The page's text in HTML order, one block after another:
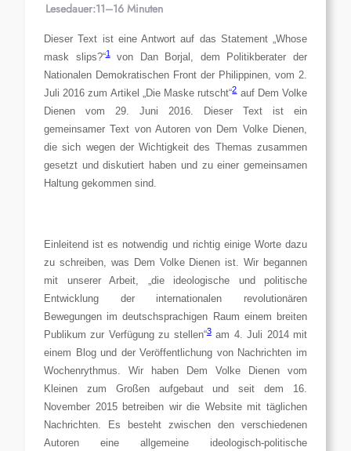
Lesedauer:11–16 Minuten
Dieser Text ist eine Antwort auf das Statement „Whose
mask slips?“1von Dan Borjal, dem Politikberater der
Nationalen Demokratischen Front der Philippinen, vom 2.
Juli 2016 zum Artikel „Die Maske rutscht“2auf Dem Volke
Dienen vom 29. Juni 2016. Dieser Text ist ein
gemeinsamer Text von Autoren von Dem Volke Dienen,
die sich wegen der Wichtigkeit des Themas zusammen
gesetzt und diskutiert haben und zu einer gemeinsamen
Haltung gekommen sind.
Einleitend ist es notwendig und richtig einige Worte dazu
zu schreiben, was Dem Volke Dienen ist. Wir begannen
mit unserer Arbeit, „die ideologische und politische
Entwicklung der internationalen revolutionären
Bewegungen im deutschsprachigen Raum einem breiten
Publikum zur Verfügung zu stellen“3am 4. Juli 2014 mit
einem Blog und der Veröffentlichung von Nachrichten im
Wochenrythmus. Wir haben Dem Volke Dienen vom
Kleinen zum Großen aufgebaut und seit dem 16.
November 2015 betreiben wir die Website mit täglichen
Nachrichten. Es besteht zwischen den verschiedenen
Autoren eine allgemeine ideologisch-politische